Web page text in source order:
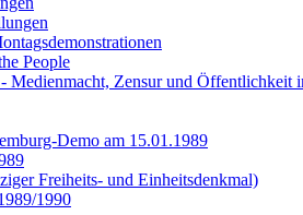
People
Medienmacht, Zensur und Öffentlichkeit
Demo am 15.01.1989
Freiheits- und Einheitsdenkmal)
1990